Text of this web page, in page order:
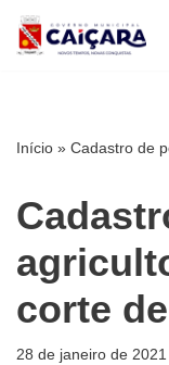
Pular
Início » Cadastro de
corte
28 de janeiro de 2021